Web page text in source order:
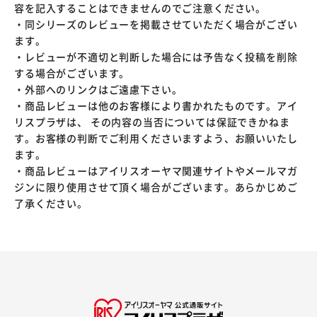
容を記入することはできませんのでご注意ください。
・同シリーズのレビューを掲載させていただく場合がござい
ます。
・レビューが不適切と判断した場合には予告なく投稿を削除
する場合がございます。
・外部へのリンクはご遠慮下さい。
・商品レビューは他のお客様により書かれたものです。アイ
リスプラザは、 その内容の当否については保証できかねま
す。お客様の判断でご利用くださいますよう、お願いいたし
ます。
・商品レビューはアイリスオーヤマ関連サイトやメールマガ
ジンに限り使用させて頂く場合がございます。あらかじめご
了承ください。